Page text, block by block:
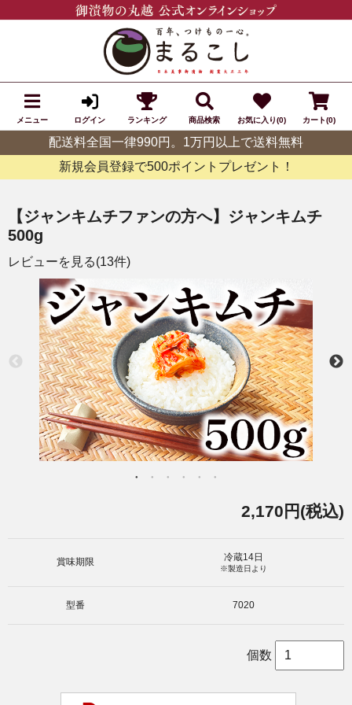
メニュー ログイン ランキング 商品検索 お気に入り(0) カート(0)
配送料全国一律990円。1万円以上で送料無料
新規会員登録で500ポイントプレゼント！
【ジャンキムチファンの方へ】ジャンキムチ
500g
レビューを見る(13件)
2,170円(税込)
賞味期限 冷蔵14日
※製造日より
型番 7020
個数